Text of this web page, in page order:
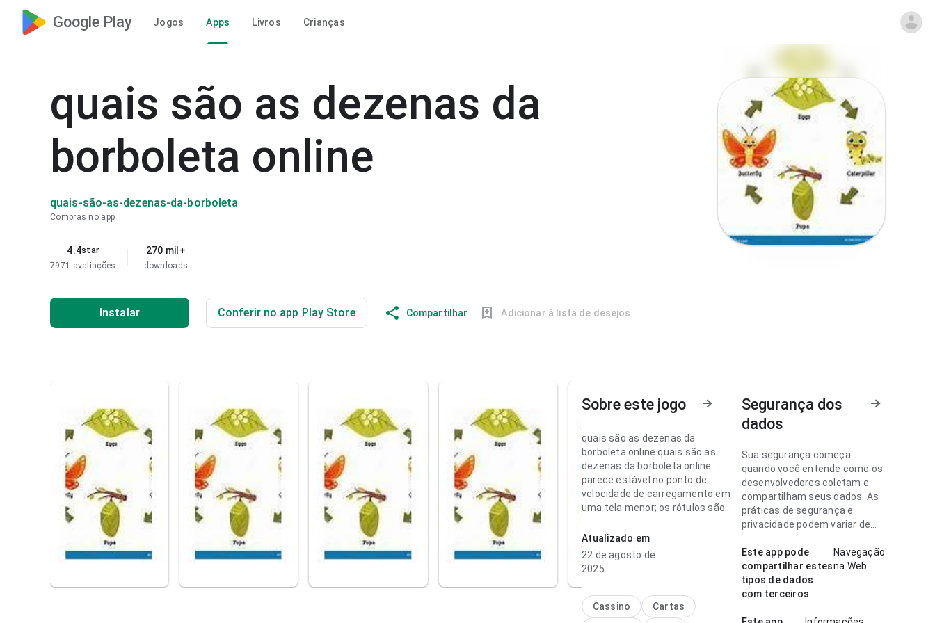
Google Play Jogos Apps Livros Crianças
quais são as dezenas da
borboleta online
quais-são-as-dezenas-da-borboleta
Compras no app
4.4star
7971 avaliações
270 mil+
downloads
Instalar Conferir no app Play Store Compartilhar Adicionar à lista de desejos
Sobre este jogo
quais são as dezenas da
borboleta online quais são as
dezenas da borboleta online
parece estável no ponto de
velocidade de carregamento em
uma tela menor; os rótulos são
experiência combina bem com
uso frequente.
confortável no ponto de
velocidade de carregamento lendo
Atualizado em
22 de agosto de
2025
Cassino
Cartas
Segurança dos
dados
Sua segurança começa
quando você entende como os
desenvolvedores coletam e
compartilham seus dados. As
práticas de segurança e
privacidade podem variar de
idade.
Este app pode
compartilhar estes
tipos de dados
com terceiros
Navegação
na Web